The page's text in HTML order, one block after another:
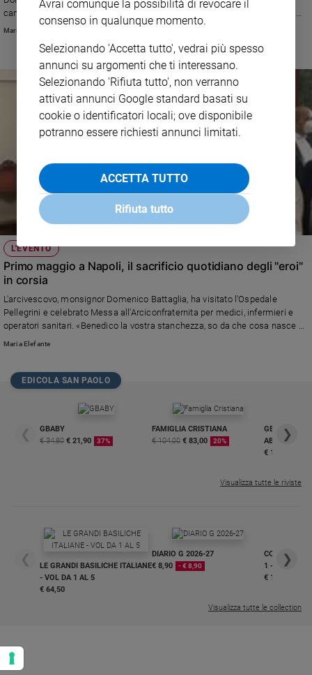
e
giovani
Adolescenza
Bioetica
Vai
Riflessioni
Foto
Podcast
Privacy
Policy
siamo
Redazione
Social
cammino sinodale nell'ospedale Santa Maria della Pietà dei Camilliani, a
Casoria.
Maria Elefante
L'EVENTO
Primo maggio a Napoli, il sacrificio quotidiano degli "eroi"
in corsia
L'arcivescovo, monsignor Domenico Battaglia, ha visitato l'Ospedale
Pellegrini e celebrato Messa all'Arciconfraternita per medici, infermieri e
operatori sanitari. «Benedico la vostra stanchezza, so da che cosa nasce e
prego Dio che possiate trovare consolazione». Monsignor Battaglia ha
Maria Elefante
EDICOLA SAN PAOLO
❮
GBABY
€ 34,80 € 21,90 37%
FAMIGLIA CRISTIANA
€ 104,00 € 83,00 20%
GBABY
€ 16,99
❯
Visualizza tutte le riviste
❮
LE GRANDI BASILICHE ITALIANE
- VOL DA 1 AL 5
€ 64,50
DIARIO G 2026-27
€ 8,90
- € 8,90
COLLANA
1 - 2
€ 18,50
❯
Visualizza tutte le collection
Avrai comunque la possibilità di revocare il
consenso in qualunque momento.
Selezionando 'Accetta tutto', vedrai più spesso
annunci su argomenti che ti interessano.
Selezionando 'Rifiuta tutto', non verranno
attivati annunci Google standard basati su
cookie o identificatori locali; ove disponibile
potranno essere richiesti annunci limitati.
ACCETTA TUTTO
Rifiuta tutto